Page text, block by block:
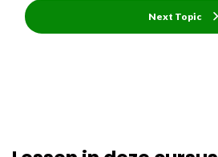
Next Topic